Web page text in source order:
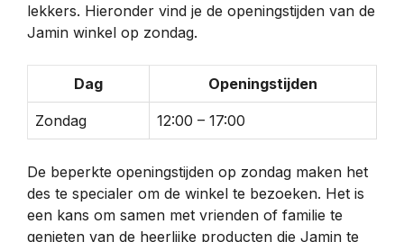
lekkers. Hieronder vind je de openingstijden van de
Jamin winkel op zondag.
Dag Openingstijden
Zondag 12:00 – 17:00
De beperkte openingstijden op zondag maken het
des te specialer om de winkel te bezoeken. Het is
een kans om samen met vrienden of familie te
genieten van de heerlijke producten die Jamin te